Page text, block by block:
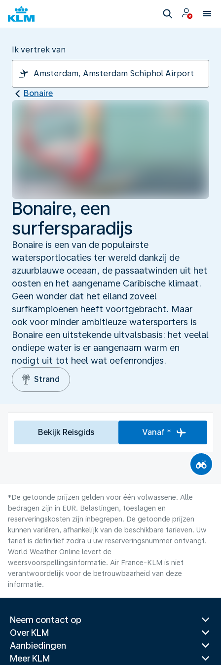
Ik vertrek van
Bonaire
Bonaire, een
surfersparadijs
Bonaire is een van de populairste
watersportlocaties ter wereld dankzij de
azuurblauwe oceaan, de passaatwinden uit het
oosten en het aangename Caribische klimaat.
Geen wonder dat het eiland zoveel
surfkampioenen heeft voortgebracht. Maar
ook voor minder ambitieuze watersporters is
Bonaire een uitstekende uitvalsbasis: het veelal
ondiepe water is er aangenaam warm en
nodigt uit tot heel wat oefenrondjes.
Strand
Bekijk Reisgids Vanaf *
*De getoonde prijzen gelden voor één volwassene. Alle
bedragen zijn in EUR. Belastingen, toeslagen en
reserveringskosten zijn inbegrepen. De getoonde prijzen
kunnen variëren, afhankelijk van de beschikbare tarieven. Uw
tarief is definitief zodra u uw reserveringsnummer ontvangt.
World Weather Online levert de
weersvoorspellingsinformatie. Air France-KLM is niet
verantwoordelijk voor de betrouwbaarheid van deze
informatie.
Neem contact op
Over KLM
Aanbiedingen
Meer KLM